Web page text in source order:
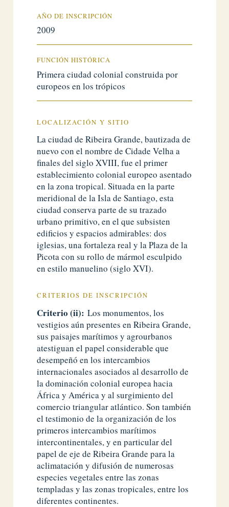
AÑO DE INSCRIPCIÓN
2009
FUNCIÓN HISTÓRICA
Primera ciudad colonial construida por
europeos en los trópicos
LOCALIZACIÓN Y SITIO
La ciudad de Ribeira Grande, bautizada de
nuevo con el nombre de Cidade Velha a
finales del siglo XVIII, fue el primer
establecimiento colonial europeo asentado
en la zona tropical. Situada en la parte
meridional de la Isla de Santiago, esta
ciudad conserva parte de su trazado
urbano primitivo, en el que subsisten
edificios y espacios admirables: dos
iglesias, una fortaleza real y la Plaza de la
Picota con su rollo de mármol esculpido
en estilo manuelino (siglo XVI).
CRITERIOS DE INSCRIPCIÓN
Criterio (ii): Los monumentos, los
vestigios aún presentes en Ribeira Grande,
sus paisajes marítimos y agrourbanos
atestiguan el papel considerable que
desempeñó en los intercambios
internacionales asociados al desarrollo de
la dominación colonial europea hacia
África y América y al surgimiento del
comercio triangular atlántico. Son también
el testimonio de la organización de los
primeros intercambios marítimos
intercontinentales, y en particular del
papel de eje de Ribeira Grande para la
aclimatación y difusión de numerosas
especies vegetales entre las zonas
templadas y las zonas tropicales, entre los
diferentes continentes.